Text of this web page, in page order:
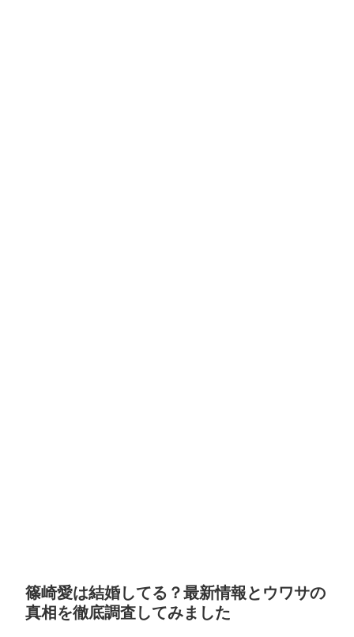
篠崎愛は結婚してる？最新情報とウワサの
真相を徹底調査してみました